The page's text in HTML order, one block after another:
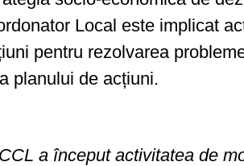
Local este implicat
pentru rezolvarea
planului de acțiuni.
a început activitatea de